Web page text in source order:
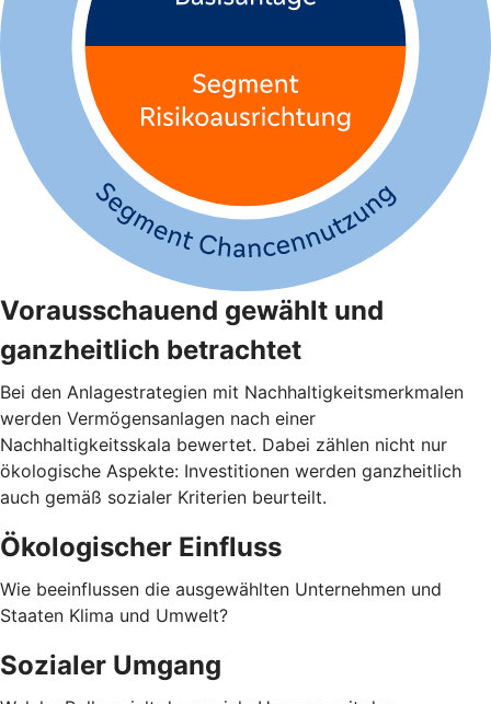
Vorausschauend gewählt und
ganzheitlich betrachtet
Bei den Anlagestrategien mit Nachhaltigkeitsmerkmalen
werden Vermögensanlagen nach einer
Nachhaltigkeitsskala bewertet. Dabei zählen nicht nur
ökologische Aspekte: Investitionen werden ganzheitlich
auch gemäß sozialer Kriterien beurteilt.
Ökologischer Einfluss
Wie beeinflussen die ausgewählten Unternehmen und
Staaten Klima und Umwelt?
Sozialer Umgang